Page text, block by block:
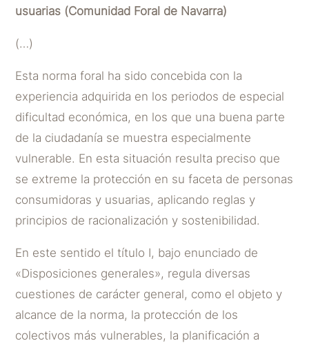
usuarias (Comunidad Foral de Navarra)
(…)
Esta norma foral ha sido concebida con la
experiencia adquirida en los periodos de especial
dificultad económica, en los que una buena parte
de la ciudadanía se muestra especialmente
vulnerable. En esta situación resulta preciso que
se extreme la protección en su faceta de personas
consumidoras y usuarias, aplicando reglas y
principios de racionalización y sostenibilidad.
En este sentido el título I, bajo enunciado de
«Disposiciones generales», regula diversas
cuestiones de carácter general, como el objeto y
alcance de la norma, la protección de los
colectivos más vulnerables, la planificación a